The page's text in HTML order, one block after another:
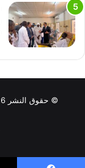
© حقوق النشر 2026، جميع الحقوق محفوظة لموقع أفرو نيوز |